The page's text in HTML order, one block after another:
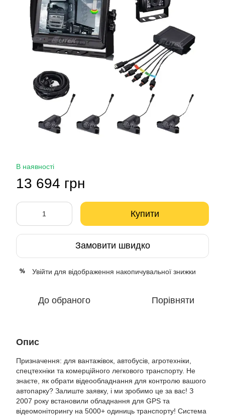
В наявності
13 694 грн
Купити
Замовити швидко
% Увійти для відображення накопичувальної знижки
До обраного Порівняти
Опис
Призначення: для вантажівок, автобусів, агротехніки,
спецтехніки та комерційного легкового транспорту. Не
знаєте, як обрати відеообладнання для контролю вашого
автопарку? Залиште заявку, і ми зробимо це за вас! З
2007 року встановили обладнання для GPS та
відеомоніторингу на 5000+ одиниць транспорту! Система